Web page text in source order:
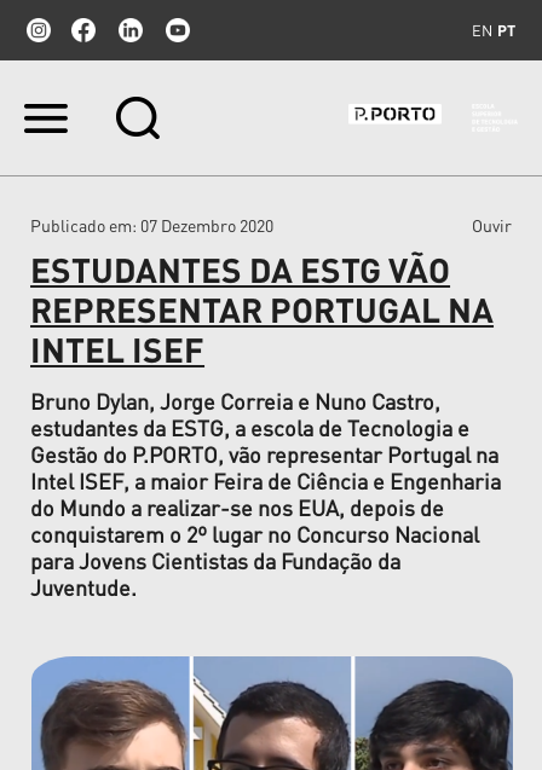
EN PT
Ir
Ir
navegação
Publicado em: 07 Dezembro 2020 Ouvir
ESTUDANTES DA ESTG VÃO
REPRESENTAR PORTUGAL NA
INTEL ISEF
Bruno Dylan, Jorge Correia e Nuno Castro,
estudantes da ESTG, a escola de Tecnologia e
Gestão do P.PORTO, vão representar Portugal na
Intel ISEF, a maior Feira de Ciência e Engenharia
do Mundo a realizar-se nos EUA, depois de
conquistarem o 2º lugar no Concurso Nacional
para Jovens Cientistas da Fundação da
Juventude.